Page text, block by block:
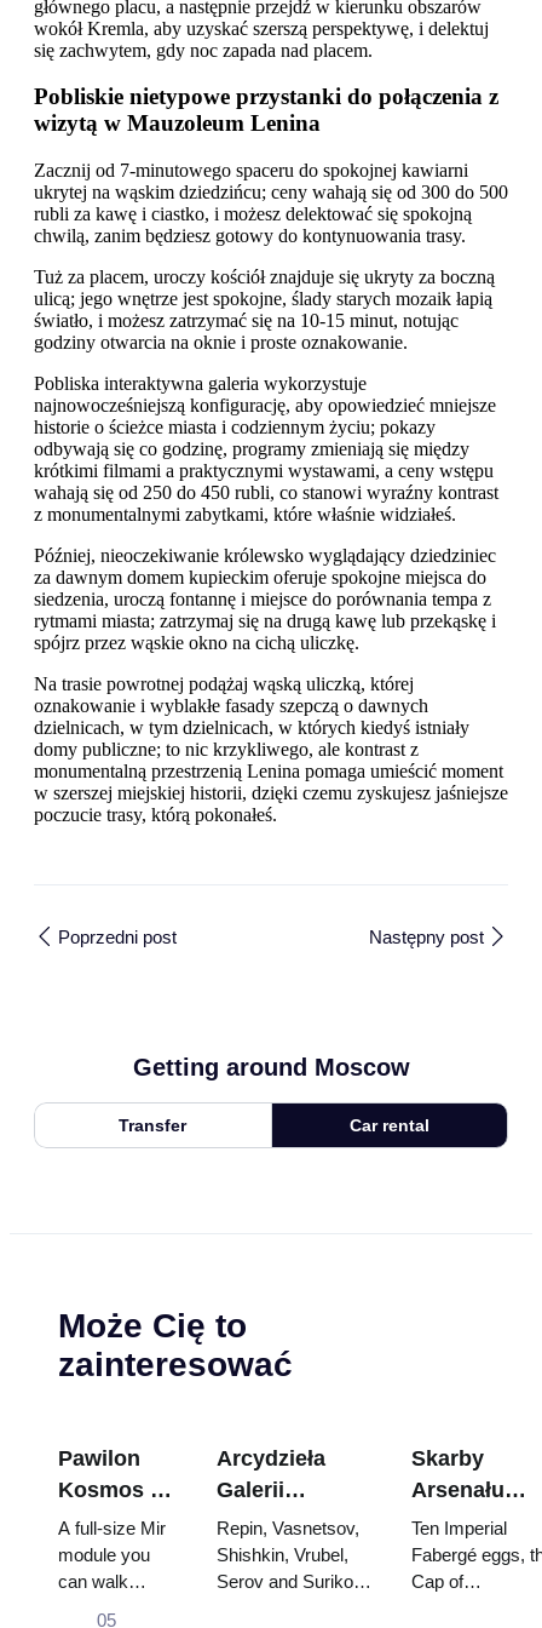
głównego placu, a następnie przejdź w kierunku obszarów
wokół Kremla, aby uzyskać szerszą perspektywę, i delektuj
się zachwytem, gdy noc zapada nad placem.
Pobliskie nietypowe przystanki do połączenia z
wizytą w Mauzoleum Lenina
Zacznij od 7-minutowego spaceru do spokojnej kawiarni
ukrytej na wąskim dziedzińcu; ceny wahają się od 300 do 500
rubli za kawę i ciastko, i możesz delektować się spokojną
chwilą, zanim będziesz gotowy do kontynuowania trasy.
Tuż za placem, uroczy kościół znajduje się ukryty za boczną
ulicą; jego wnętrze jest spokojne, ślady starych mozaik łapią
światło, i możesz zatrzymać się na 10-15 minut, notując
godziny otwarcia na oknie i proste oznakowanie.
Pobliska interaktywna galeria wykorzystuje
najnowocześniejszą konfigurację, aby opowiedzieć mniejsze
historie o ścieżce miasta i codziennym życiu; pokazy
odbywają się co godzinę, programy zmieniają się między
krótkimi filmami a praktycznymi wystawami, a ceny wstępu
wahają się od 250 do 450 rubli, co stanowi wyraźny kontrast
z monumentalnymi zabytkami, które właśnie widziałeś.
Później, nieoczekiwanie królewsko wyglądający dziedziniec
za dawnym domem kupieckim oferuje spokojne miejsca do
siedzenia, uroczą fontannę i miejsce do porównania tempa z
rytmami miasta; zatrzymaj się na drugą kawę lub przekąskę i
spójrz przez wąskie okno na cichą uliczkę.
Na trasie powrotnej podążaj wąską uliczką, której
oznakowanie i wyblakłe fasady szepczą o dawnych
dzielnicach, w tym dzielnicach, w których kiedyś istniały
domy publiczne; to nic krzykliwego, ale kontrast z
monumentalną przestrzenią Lenina pomaga umieścić moment
w szerszej miejskiej historii, dzięki czemu zyskujesz jaśniejsze
poczucie trasy, którą pokonałeś.
Poprzedni post Następny post
Getting around Moscow
Transfer Car rental
Może Cię to
zainteresować
Pawilon
Kosmos na
WDNCh:
Wewnątrz
największej
rosyjskiej
A full-size Mir
module you
can walk
05
Arcydzieła
Galerii
Tretiakowskiej:
Obrazy, dla
których warto
Repin, Vasnetsov,
Shishkin, Vrubel,
Serov and Surikov
Skarby
Arsenału
Kremla:
Fabergé,
trony i szaty
Ten Imperial
Fabergé eggs,
Cap of